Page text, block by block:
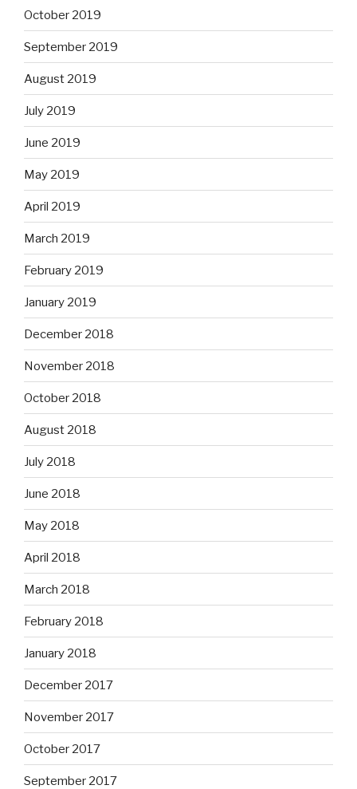
October 2019
September 2019
August 2019
July 2019
June 2019
May 2019
April 2019
March 2019
February 2019
January 2019
December 2018
November 2018
October 2018
August 2018
July 2018
June 2018
May 2018
April 2018
March 2018
February 2018
January 2018
December 2017
November 2017
October 2017
September 2017